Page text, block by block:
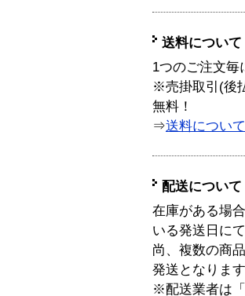
送料について
1つのご注文毎
※売掛取引(後
無料！
⇒送料につい
配送について
在庫がある場
いる発送日に
尚、複数の商
発送となります
※配送業者は